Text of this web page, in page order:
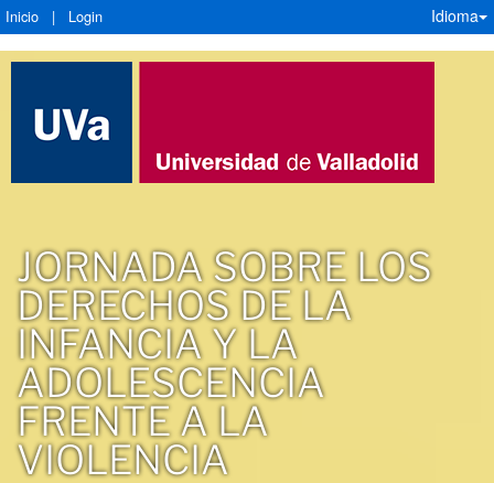
Inicio | Login Idioma
JORNADA SOBRE LOS
DERECHOS DE LA
INFANCIA Y LA
ADOLESCENCIA
FRENTE A LA
VIOLENCIA